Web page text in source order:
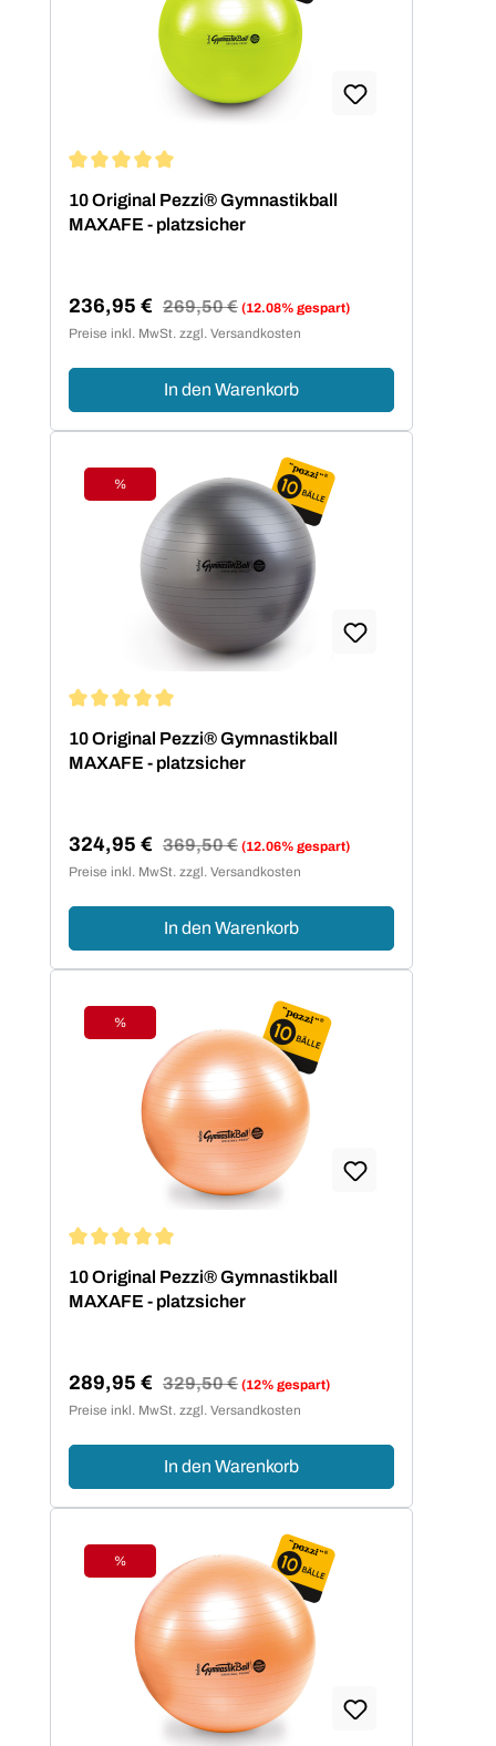
10 Original Pezzi® Gymnastikball
MAXAFE - platzsicher
Verkaufspreis:
236,95 € Regulärer Preis:
269,50 € (12.08% gespart)
Preise inkl. MwSt. zzgl. Versandkosten
In den Warenkorb
Rabatt
%
10 Original Pezzi® Gymnastikball
MAXAFE - platzsicher
Verkaufspreis:
324,95 € Regulärer Preis:
369,50 € (12.06% gespart)
Preise inkl. MwSt. zzgl. Versandkosten
In den Warenkorb
Rabatt
%
10 Original Pezzi® Gymnastikball
MAXAFE - platzsicher
Verkaufspreis:
289,95 € Regulärer Preis:
329,50 € (12% gespart)
Preise inkl. MwSt. zzgl. Versandkosten
In den Warenkorb
Rabatt
%